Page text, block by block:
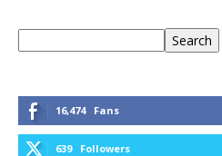
Search
16,474 Fans
639 Followers